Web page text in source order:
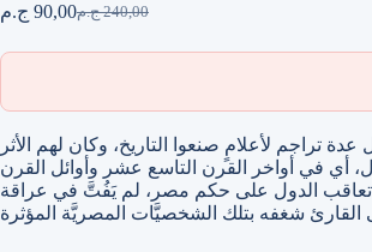
240,00 ج.م
Original
90,00 ج.م
Current
تراجم لأعلامٍ صنعوا التاريخ، وكان لهم الأثر
أي في أواخر القرن التاسع عشر وأوائل القرن
تعاقب الدول على حكم مصر، لم يَفُتَّ في عراقة
شغفه بتلك الشخصيَّات المصريَّة المؤثرة